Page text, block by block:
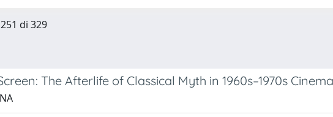
di 329
The Afterlife of Classical Myth in 1960s–1970s Cinema